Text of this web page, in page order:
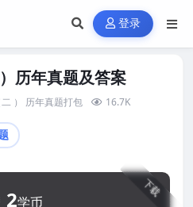
登录
历年真题及答案
） 历年真题打包 16.7K
下载
2学币